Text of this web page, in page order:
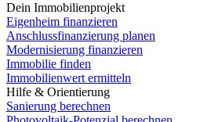
Dein Immobilienprojekt
Eigenheim finanzieren
Anschlussfinanzierung planen
Modernisierung finanzieren
Immobilie finden
Immobilienwert ermitteln
Hilfe & Orientierung
Sanierung berechnen